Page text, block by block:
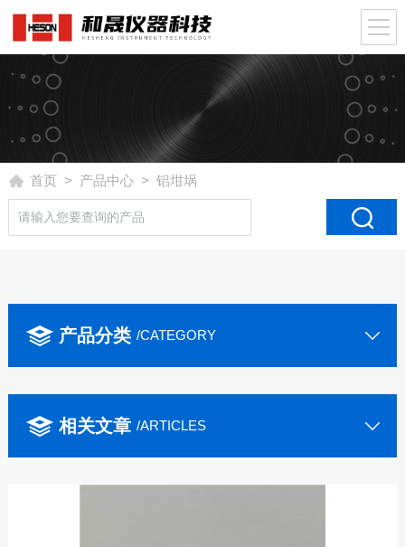
首页 > 产品中心> 铝坩埚
产品分类 /CATEGORY
相关文章 /ARTICLES